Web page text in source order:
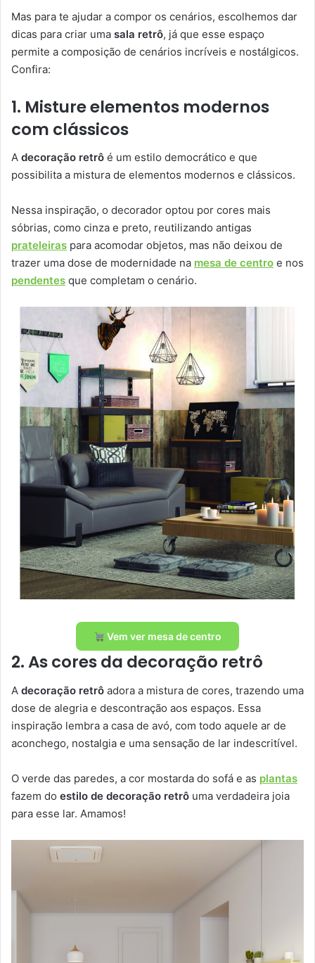
Mas para te ajudar a compor os cenários, escolhemos dar
dicas para criar uma sala retrô, já que esse espaço
permite a composição de cenários incríveis e nostálgicos.
Confira:
1. Misture elementos modernos
com clássicos
A decoração retrô é um estilo democrático e que
possibilita a mistura de elementos modernos e clássicos.
Nessa inspiração, o decorador optou por cores mais
sóbrias, como cinza e preto, reutilizando antigas
prateleiras para acomodar objetos, mas não deixou de
trazer uma dose de modernidade na mesa de centro e nos
pendentes que completam o cenário.
Vem ver mesa de centro
2. As cores da decoração retrô
A decoração retrô adora a mistura de cores, trazendo uma
dose de alegria e descontração aos espaços. Essa
inspiração lembra a casa de avó, com todo aquele ar de
aconchego, nostalgia e uma sensação de lar indescritível.
O verde das paredes, a cor mostarda do sofá e as plantas
fazem do estilo de decoração retrô uma verdadeira joia
para esse lar. Amamos!